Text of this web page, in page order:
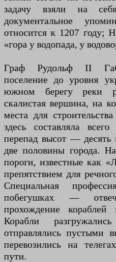
задачу взяли на
документальное
относится к 1207 году;
«гора у водопада, у
Граф Рудольф II
поселение до уровня
южном берегу реки
скалистая вершина, на
места для
здесь составляла
перепад высот — десять
две половины города.
пороги, известные как
препятствием для
Специальная
побегушках —
прохождение кораблей
Корабли
отправлялись пустыми
перевозились на
пути.